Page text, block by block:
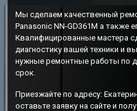
Мы сделаем качественный
Panasonic NN-GD361M а также
Квалифицированные мастера
диагностику вашей техники и
нужные ремонтные работы по
срок.
Приезжайте по адресу:
оставьте заявку на сайте и